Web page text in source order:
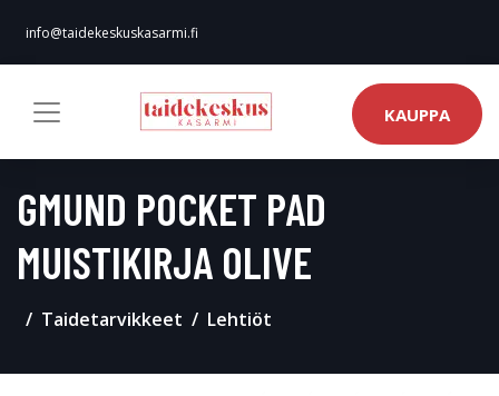
info@taidekeskuskasarmi.fi
KAUPPA
GMUND POCKET PAD
MUISTIKIRJA OLIVE
Taidetarvikkeet Lehtiöt